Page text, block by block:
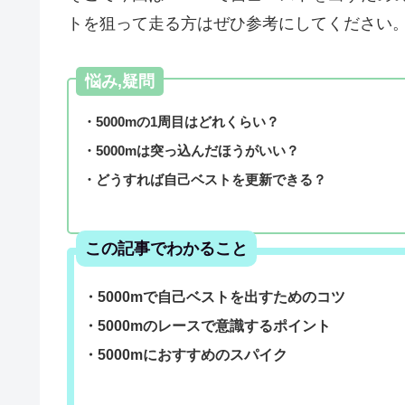
トを狙って走る方はぜひ参考にしてください
悩み,疑問
・5000mの1周目はどれくらい？
・5000mは突っ込んだほうがいい？
・どうすれば自己ベストを更新できる？
この記事でわかること
・5000mで自己ベストを出すためのコツ
・5000mのレースで意識するポイント
・5000mにおすすめのスパイク